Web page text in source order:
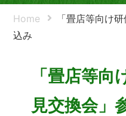
Home
「畳店等向け
込み
「畳店等
見交換会」